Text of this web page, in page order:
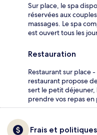
Sur place, le spa
réservées aux
massages. Le spa
est ouvert tous les
Restauration
Restaurant sur place
restaurant propose
sert le petit déjeuner,
prendre vos repas en
Frais et politiques